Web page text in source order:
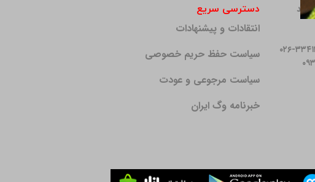
دسترسی سریع
انتقادات و پیشنهادات
سیاست حفظ حریم خصوصی
سیاست مرجوعی و عودت
خبرنامه وگ ایران